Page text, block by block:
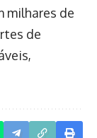
milhares de
de